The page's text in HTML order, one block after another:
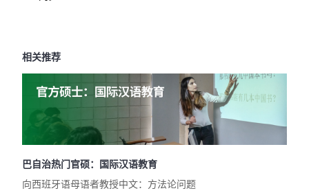
相关推荐
巴自治热门官硕：国际汉语教育
向西班牙语母语者教授中文：方法论问题